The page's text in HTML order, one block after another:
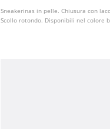
Sneakerinas in pelle. Chiusura con
Scollo rotondo. Disponibili nel colore